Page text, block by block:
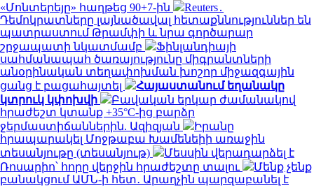
«Մոնտերեյը» հաղթեց 90+7-ին
Reuters․
Դեմոկրատները լայնածավալ հետաքննություններ են
պատրաստում Թրամփի և նրա գործարար
շրջապատի նկատմամբ
Ֆինլանդիայի
սահմանապահ ծառայությունը միգրանտների
անօրինական տեղափոխման խոշոր միջազգային
ցանց է բացահայտել
Հայաստանում եղանակը
կտրուկ կփոխվի
Բավական երկար ժամանակով
հրաժեշտ կտանք +35°C-ից բարձր
ջերմաստիճաններին. Ազիզյան
Իրանը
հրապարակել Մոջթաբա Խամենեիի առաջին
տեսանյութը (տեսանյութ)
Մեսսին վերադարձել է
Ռոսարիո՝ հորը վերջին հրաժեշտը տալու
Մենք չենք
բանակցում ԱՄՆ-ի հետ․ Արաղչին պարզաբանել է